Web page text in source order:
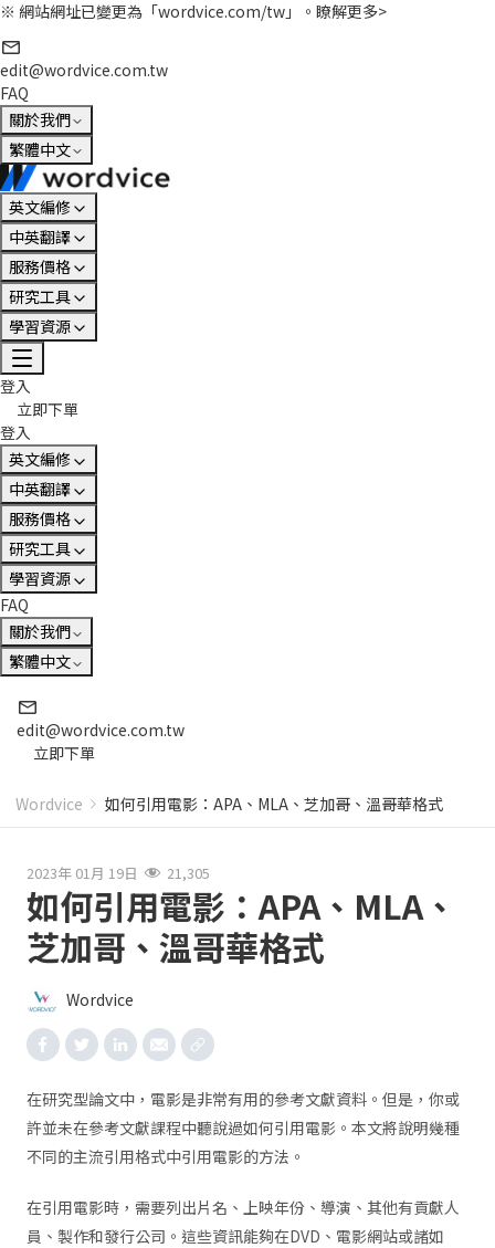
※ 網站網址已變更為「wordvice.com/tw」。 瞭解更多>
edit@wordvice.com.tw
FAQ
關於我們
繁體中文
英文編修
中英翻譯
服務價格
研究工具
學習資源
登入
立即下單
登入
英文編修
中英翻譯
服務價格
研究工具
學習資源
FAQ
關於我們
繁體中文
edit@wordvice.com.tw
立即下單
Wordvice 如何引用電影：APA、MLA、芝加哥、溫哥華格式
2023年 01月 19日 21,305
如何引用電影：APA、MLA、
芝加哥、溫哥華格式
Wordvice
在研究型論文中，電影是非常有用的參考文獻資料。但是，你或
許並未在參考文獻課程中聽說過如何引用電影。本文將說明幾種
不同的主流引用格式中引用電影的方法。
在引用電影時，需要列出片名、上映年份、導演、其他有貢獻人
員、製作和發行公司。這些資訊能夠在DVD、電影網站或諸如